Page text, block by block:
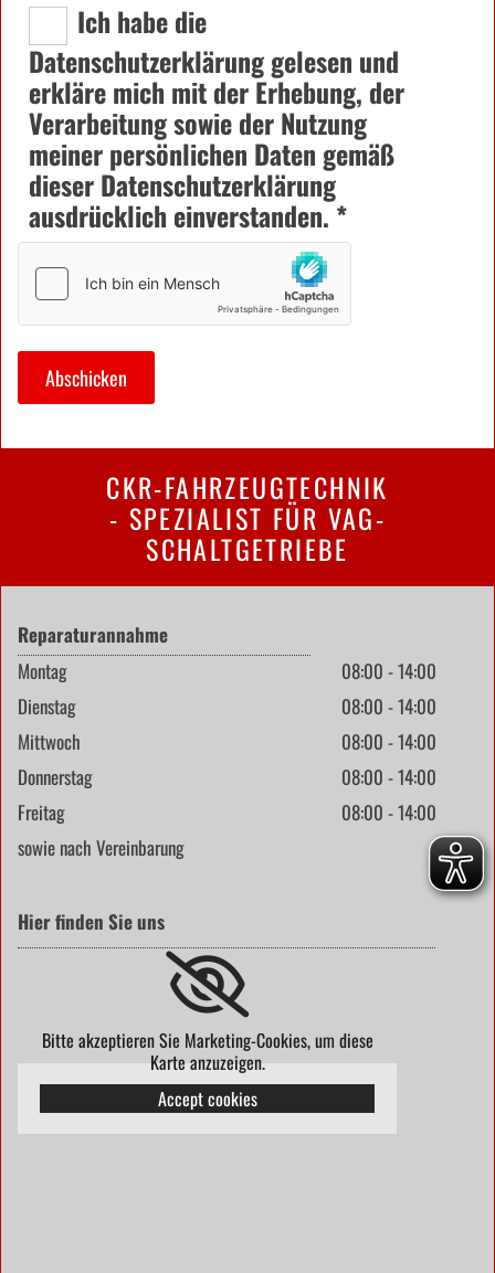
Ich habe die
Datenschutzerklärung gelesen und
erkläre mich mit der Erhebung, der
Verarbeitung sowie der Nutzung
meiner persönlichen Daten gemäß
dieser Datenschutzerklärung
ausdrücklich einverstanden. *
CKR-FAHRZEUGTECHNIK
- SPEZIALIST FÜR VAG-
SCHALTGETRIEBE
Reparaturannahme
Montag
08:00 - 14:00
Dienstag
08:00 - 14:00
Mittwoch
08:00 - 14:00
Donnerstag
08:00 - 14:00
Freitag
08:00 - 14:00
sowie nach Vereinbarung
Hier finden Sie uns
Bitte akzeptieren Sie Marketing-Cookies, um diese
Karte anzuzeigen.
Accept cookies